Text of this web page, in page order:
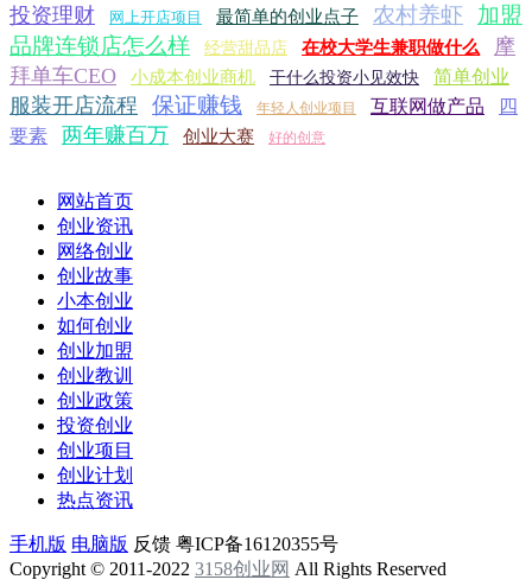
投资理财
网上开店项目 最简单的创业点子 农村养虾
加盟
品牌连锁店怎么样
经营甜品店 在校大学生兼职做什么
摩
拜单车CEO
小成本创业商机 干什么投资小见效快 简单创业
服装开店流程 保证赚钱 年轻人创业项目 互联网做产品
四
要素
两年赚百万 创业大赛 好的创意
网站首页
创业资讯
网络创业
创业故事
小本创业
如何创业
创业加盟
创业教训
创业政策
投资创业
创业项目
创业计划
热点资讯
手机版 电脑版 反馈 粤ICP备16120355号
Copyright © 2011-2022 3158创业网 All Rights Reserved